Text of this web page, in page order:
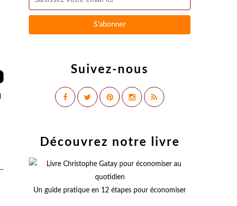
Suivez-nous
Découvrez notre livre
Un guide pratique en 12 étapes pour économiser